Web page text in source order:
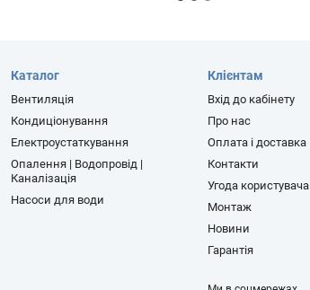
Каталог
Вентиляція
Кондиціонування
Електроустаткування
Опалення | Водопровід |
Каналізація
Насоси для води
Клієнтам
Вхід до кабінету
Про нас
Оплата і доставка
Контакти
Угода користувача
Монтаж
Новини
Гарантія